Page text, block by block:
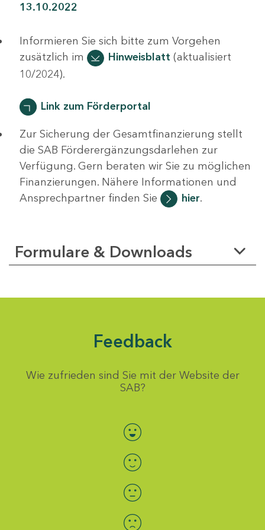
13.10.2022
Informieren Sie sich bitte zum Vorgehen
zusätzlich im
Hinweisblatt (aktualisiert
10/2024).
Link zum Förderportal
Zur Sicherung der Gesamtfinanzierung stellt
die SAB Förderergänzungsdarlehen zur
Verfügung. Gern beraten wir Sie zu möglichen
Finanzierungen. Nähere Informationen und
Ansprechpartner finden Sie
hier.
Formulare & Downloads
Feedback
Wie zufrieden sind Sie mit der Website der
SAB?
Bewertung auswählen